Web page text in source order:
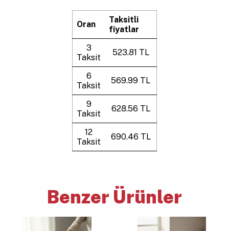
Oran
Taksitli
fiyatlar
3
Taksit
523.81 TL
6
Taksit
569.99 TL
9
Taksit
628.56 TL
12
Taksit
690.46 TL
Benzer Ürünler